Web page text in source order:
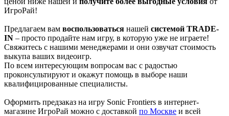
ИгроРай!
Предлагаем вам воспользоваться нашей системой TRADE-
IN – просто продайте нам игру, в которую уже не играете!
Свяжитесь с нашими менеджерами и они озвучат стоимость
выкупа ваших видеоигр.
По всем интересующим вопросам вас с радостью
проконсультируют и окажут помощь в выборе наши
квалифицированные специалисты.
Оформить предзаказ на игру Sonic Frontiers в интернет-
магазине ИгроРай можно с доставкой по Москве и всей